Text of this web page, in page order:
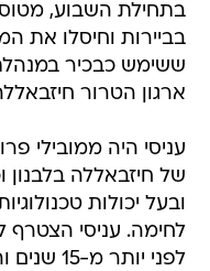
בתחילת השבוע,
בביירות וחיסלו את
ששימש כבכיר
ארגון הטרור
עניסי היה ממובילי
של חיזבאללה בלבנון
ובעל יכולות
לחימה. עניסי הצטרף
לפני